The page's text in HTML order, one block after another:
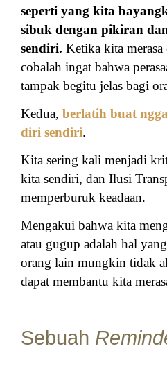
seperti yang kita
sibuk dengan pikiran
sendiri. Ketika kita merasa
cobalah ingat bahwa
tampak begitu jelas bagi
Kedua, berlatih buat
diri sendiri.
Kita sering kali menjadi
kita sendiri, dan Ilusi
memperburuk keadaan.
Mengakui bahwa kita
atau gugup adalah hal
orang lain mungkin tidak
dapat membantu kita
Sebuah